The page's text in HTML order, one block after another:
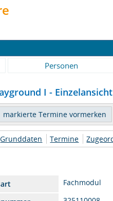
Personen
I - Einzelansicht
Grunddaten Termine
Fachmodul